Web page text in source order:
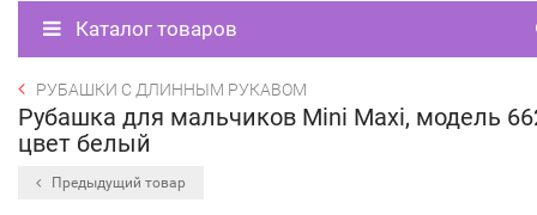
Каталог товаров
РУБАШКИ С ДЛИННЫМ РУКАВОМ
Рубашка для мальчиков Mini Maxi, модель
цвет белый
Предыдущий товар